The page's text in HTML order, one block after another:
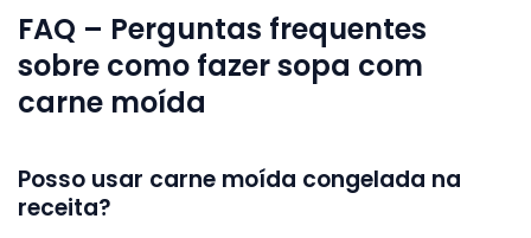
FAQ – Perguntas frequentes
sobre como fazer sopa com
carne moída
Posso usar carne moída congelada na
receita?